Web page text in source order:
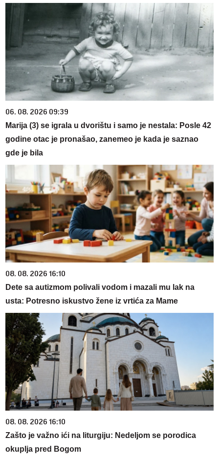
06. 08. 2026 09:39
Marija (3) se igrala u dvorištu i samo je nestala: Posle 42
godine otac je pronašao, zanemeo je kada je saznao
gde je bila
08. 08. 2026 16:10
Dete sa autizmom polivali vodom i mazali mu lak na
usta: Potresno iskustvo žene iz vrtića za Mame
08. 08. 2026 16:10
Zašto je važno ići na liturgiju: Nedeljom se porodica
okuplja pred Bogom